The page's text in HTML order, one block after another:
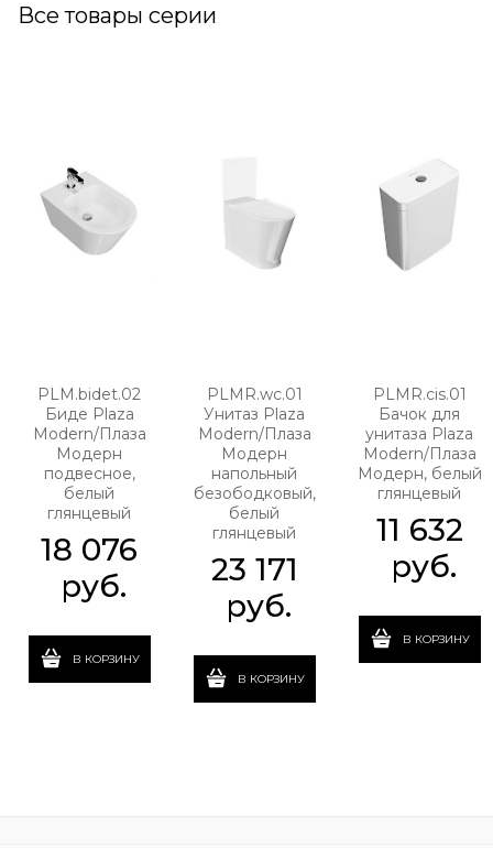
Все товары серии
PLM.bidet.02
Биде Plaza
Modern/Плаза
Модерн
подвесное,
белый
глянцевый
18 076
руб.
В КОРЗИНУ
PLMR.wc.01
Унитаз Plaza
Modern/Плаза
Модерн
напольный
безободковый,
белый
глянцевый
23 171
руб.
В КОРЗИНУ
PLMR.cis.01
Бачок для
унитаза Plaza
Modern/Плаза
Модерн, белый
глянцевый
11 632
руб.
В КОРЗИНУ